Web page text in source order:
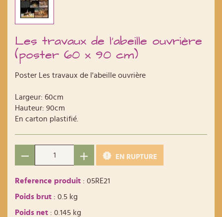
Les travaux de l'abeille ouvrière
(poster 60 x 90 cm)
Poster Les travaux de l'abeille ouvrière
Largeur: 60cm
Hauteur: 90cm
En carton plastifié.
EN RUPTURE
Reference produit : 05RE21
Poids brut : 0.5 kg
Poids net : 0.145 kg